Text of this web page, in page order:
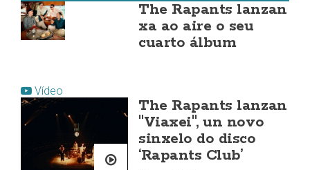
The Rapants lanzan
xa ao aire o seu
cuarto álbum
Vídeo
The Rapants lanzan
"Viaxei", un novo
sinxelo do disco
‘Rapants Club’